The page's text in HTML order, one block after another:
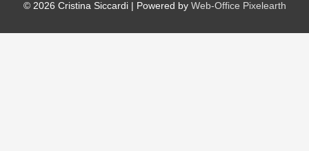
© 2026 Cristina Siccardi| Powered by Web-Office Pixelearth